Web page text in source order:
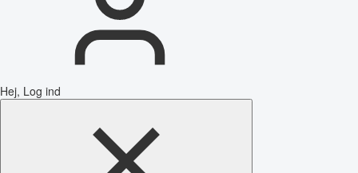
Hej, Log ind